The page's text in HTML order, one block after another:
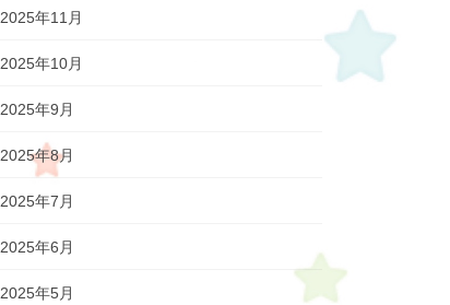
2025年11月
2025年10月
2025年9月
2025年8月
2025年7月
2025年6月
2025年5月